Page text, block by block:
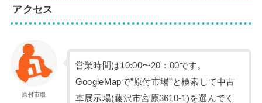
アクセス
原付市場
営業時間は10:00〜20：00です。
GoogleMapで”原付市場”と検索して中古
車展示場(藤沢市宮原3610-1)を選んでく